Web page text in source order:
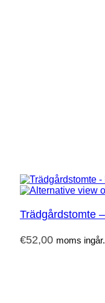
Trädgårdstomte
€52,00 moms ingår.